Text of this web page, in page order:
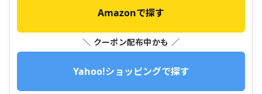
Amazonで探す
＼ クーポン配布中かも ／
Yahoo!ショッピングで探す